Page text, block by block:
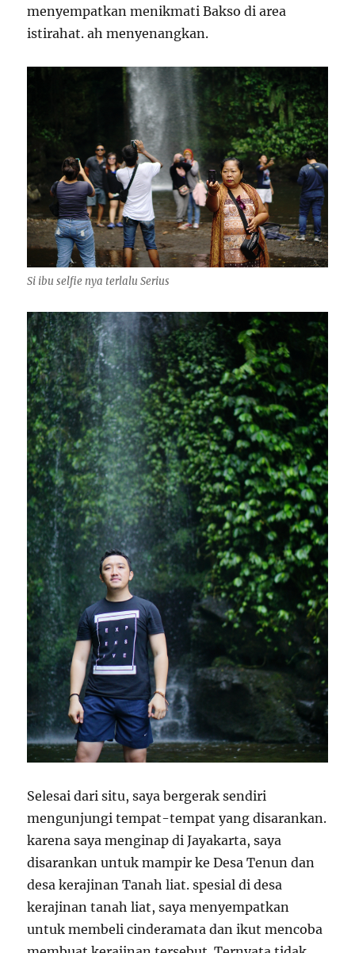
menyempatkan menikmati Bakso di area
istirahat. ah menyenangkan.
Si ibu selfie nya terlalu Serius
Selesai dari situ, saya bergerak sendiri
mengunjungi tempat-tempat yang disarankan.
karena saya menginap di Jayakarta, saya
disarankan untuk mampir ke Desa Tenun dan
desa kerajinan Tanah liat. spesial di desa
kerajinan tanah liat, saya menyempatkan
untuk membeli cinderamata dan ikut mencoba